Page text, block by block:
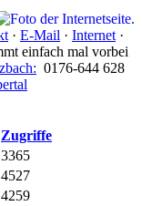
· E-Mail · Internet ·
einfach mal vorbei
0176-644 628
Zugriffe
3365
4527
4259